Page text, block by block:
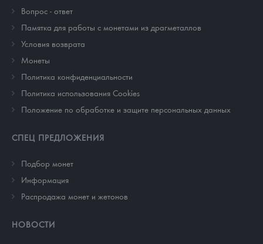
Вопрос - ответ
Памятка для работы с монетами из драгметаллов
Условия возврата
Монеты
Политика конфиденциальности
Политика использования Cookies
Положение по обработке и защите персональных данных
СПЕЦ ПРЕДЛОЖЕНИЯ
Подбор монет
Информация
Распродажа монет и жетонов
НОВОСТИ